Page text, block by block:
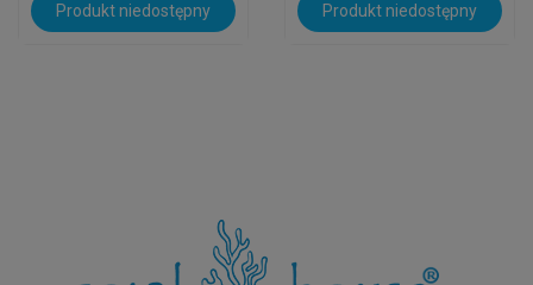
Produkt niedostępny Produkt niedostępny